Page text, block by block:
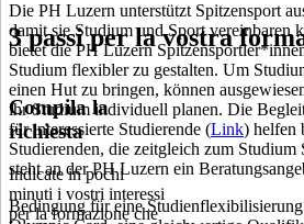
Die PH Luzern unterstützt Spitzensport
damit sie Studium und Sport vereinbaren
bietet die PH Luzern
Studium flexibler zu gestalten. Um
einen Hut zu bringen, können
ihr Studium individuell planen. Die
für interessierte Studierende (Link) helfen
Studierenden, die zeitgleich zum Studium
steht an der PH Luzern ein
Bedingung für eine
3 passi per la vostra
Compila la
richiesta
Indicate in pochi
minuti i vostri interessi
per la formazione che